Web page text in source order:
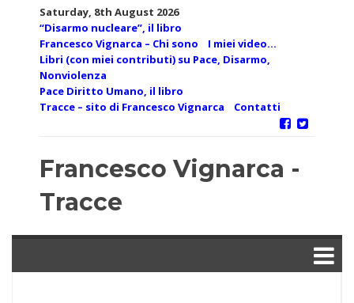
Saturday, 8th August 2026
“Disarmo nucleare”, il libro
Francesco Vignarca – Chi sono
I miei video…
Libri (con miei contributi) su Pace, Disarmo,
Nonviolenza
Pace Diritto Umano, il libro
Tracce – sito di Francesco Vignarca
Contatti
Francesco Vignarca -
Tracce